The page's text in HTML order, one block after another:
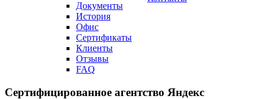
Документы
История
Офис
Сертификаты
Клиенты
Отзывы
FAQ
Сертифицированное агентство Яндекс